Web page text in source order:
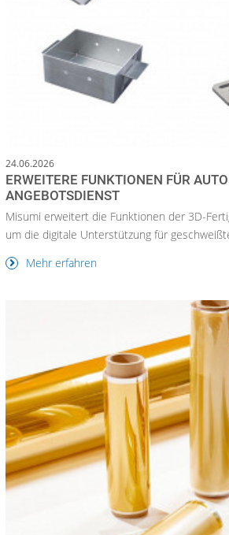
24.06.2026
ERWEITERE FUNKTIONEN FÜR
ANGEBOTSDIENST
Misumi erweitert die Funktionen der 3D-
um die digitale Unterstützung für
Mehr erfahren